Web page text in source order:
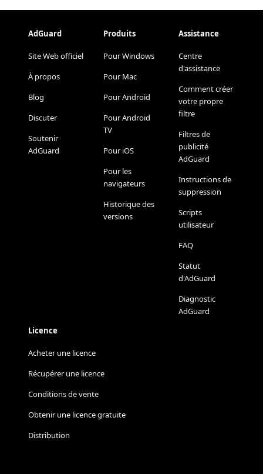
AdGuard
Site Web officiel
À propos
Blog
Discuter
Soutenir
AdGuard
Produits
Pour Windows
Pour Mac
Pour Android
Pour Android
TV
Pour iOS
Pour les
navigateurs
Historique des
versions
Assistance
Centre
d'assistance
Comment créer
votre propre
filtre
Filtres de
publicité
AdGuard
Instructions de
suppression
Scripts
utilisateur
FAQ
Statut
d'AdGuard
Diagnostic
AdGuard
Licence
Acheter une licence
Récupérer une licence
Conditions de vente
Obtenir une licence gratuite
Distribution